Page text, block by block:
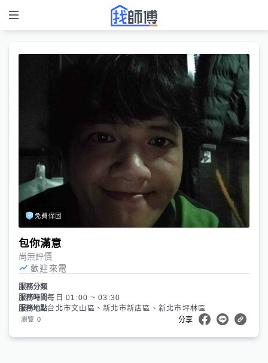
免費保固
包你滿意
尚無評價
歡迎來電
服務分類
服務時間每日 01:00 ~ 03:30
服務地點台北市文山區、新北市新店區、新北市坪林區
瀏覽 0 分享